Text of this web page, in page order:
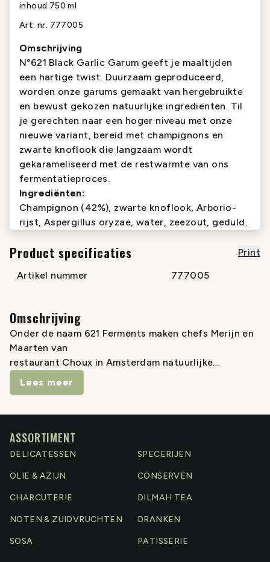
inhoud 750 ml
Art. nr. 777005
Omschrijving
N°621 Black Garlic Garum geeft je maaltijden
een hartige twist. Duurzaam geproduceerd,
worden onze garums gemaakt van hergebruikte
en bewust gekozen natuurlijke ingrediënten. Til
je gerechten naar een hoger niveau met onze
nieuwe variant, bereid met champignons en
zwarte knoflook die langzaam wordt
gekarameliseerd met de restwarmte van ons
fermentatieproces.
Ingrediënten:
Champignon (42%), zwarte knoflook, Arborio-
rijst, Aspergillus oryzae, water, zeezout, geduld.
Product specificaties
Print
Artikel nummer
777005
Omschrijving
Onder de naam 621 Ferments maken chefs Merijn en
Maarten van
restaurant Choux in Amsterdam natuurlijke
smaakversterkers: N°621
garum.
belangrijk ingrediënt van de Romeinen. Overschotten
van de visvangst
fermenteren. De aanwezige
enzymen in de ingewanden van de vis speelden een
transformatieproces: verse vis werd door die
enzymen verteerd en de
Lees meer
ASSORTIMENT
DELICATESSEN SPECERIJEN
OLIE & AZIJN CONSERVEN
CHARCUTERIE DILMAH TEA
NOTEN & ZUIDVRUCHTEN DRANKEN
SOSA PATISSERIE